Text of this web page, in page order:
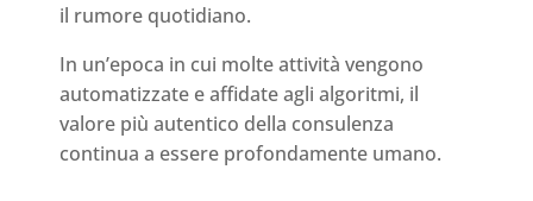
il rumore quotidiano.
In un’epoca in cui molte attività vengono
automatizzate e affidate agli algoritmi, il
valore più autentico della consulenza
continua a essere profondamente umano.